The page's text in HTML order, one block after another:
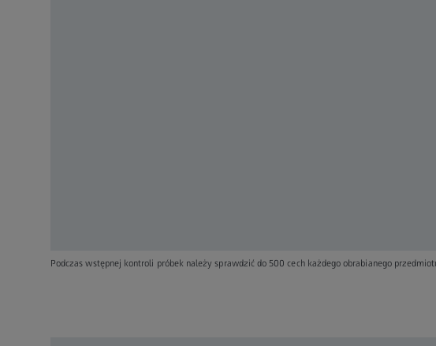
Podczas wstępnej kontroli próbek należy sprawdzić do 500 cech każdego obrabianego